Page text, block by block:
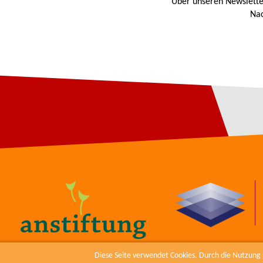
Diese Seite verwendet Cookies. Durch die